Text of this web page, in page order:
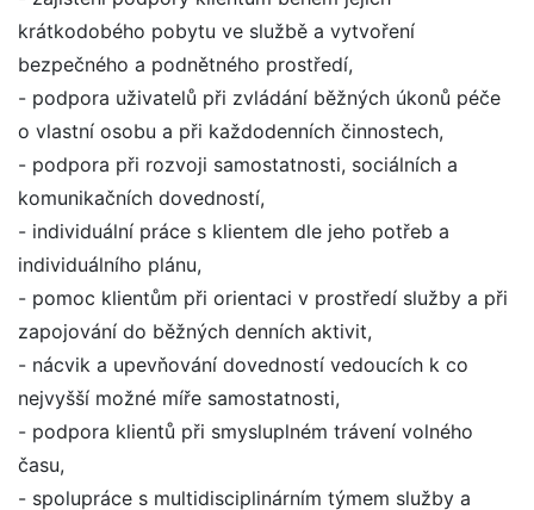
krátkodobého pobytu ve službě a vytvoření
bezpečného a podnětného prostředí,
- podpora uživatelů při zvládání běžných úkonů péče
o vlastní osobu a při každodenních činnostech,
- podpora při rozvoji samostatnosti, sociálních a
komunikačních dovedností,
- individuální práce s klientem dle jeho potřeb a
individuálního plánu,
- pomoc klientům při orientaci v prostředí služby a při
zapojování do běžných denních aktivit,
- nácvik a upevňování dovedností vedoucích k co
nejvyšší možné míře samostatnosti,
- podpora klientů při smysluplném trávení volného
času,
- spolupráce s multidisciplinárním týmem služby a